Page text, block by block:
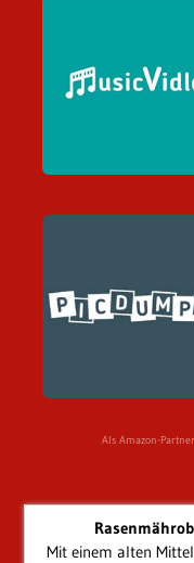
Als Amazon-
Mit einem alten